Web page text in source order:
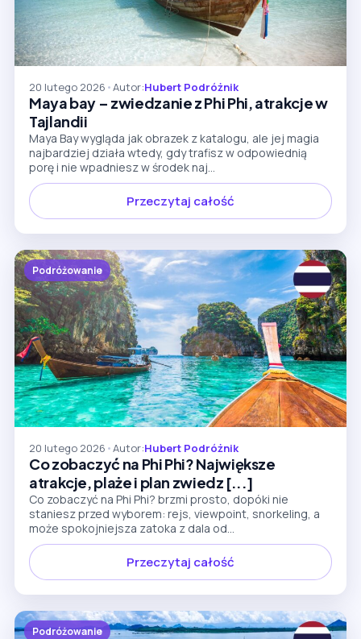
20 lutego 2026 •Autor:Hubert Podróżnik
Maya bay – zwiedzanie z Phi Phi, atrakcje w
Tajlandii
Maya Bay wygląda jak obrazek z katalogu, ale jej magia
najbardziej działa wtedy, gdy trafisz w odpowiednią
porę i nie wpadniesz w środek naj...
Przeczytaj całość
Podróżowanie
20 lutego 2026 •Autor:Hubert Podróżnik
Co zobaczyć na Phi Phi? Największe
atrakcje, plaże i plan zwiedz [...]
Co zobaczyć na Phi Phi? brzmi prosto, dopóki nie
staniesz przed wyborem: rejs, viewpoint, snorkeling, a
może spokojniejsza zatoka z dala od...
Przeczytaj całość
Podróżowanie